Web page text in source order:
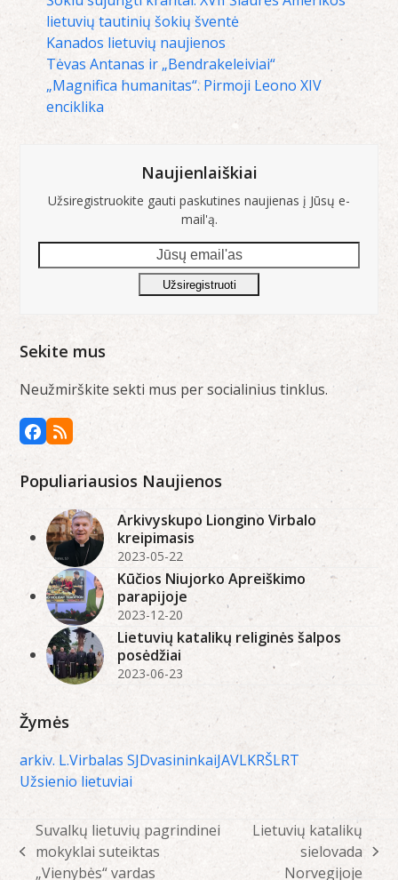
lietuvių tautinių šokių šventė
Kanados lietuvių naujienos
Tėvas Antanas ir „Bendrakeleiviai“
„Magnifica humanitas“. Pirmoji Leono XIV
enciklika
Naujienlaiškiai
Užsiregistruokite gauti paskutines naujienas į Jūsų e-
mail'ą.
email'as
Užsiregistruoti
Sekite mus
Neužmirškite sekti mus per socialinius tinklus.
Facebook
RSS
Populiariausios Naujienos
Arkivyskupo Liongino Virbalo
kreipimasis
2023-05-22
Kūčios Niujorko Apreiškimo
parapijoje
2023-12-20
Lietuvių katalikų religinės šalpos
posėdžiai
2023-06-23
Žymės
arkiv. L.Virbalas SJDvasininkaiJAVLKRŠLRT
Užsienio lietuviai
previous
Suvalkų lietuvių pagrindinei
mokyklai suteiktas
„Vienybės“ vardas
next
Lietuvių katalikų
sielovada
Norvegijoje